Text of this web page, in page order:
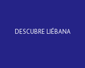
DESCUBRE LIÉBANA